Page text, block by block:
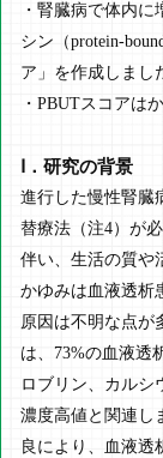
・腎臓病で体内
シン（protein-
ア」を作成しまし
・PBUTスコアは
Ⅰ．研究の背景
進行した慢性腎臓
替療法（注4）が
伴い、生活の質や
かゆみは血液透析
原因は不明な点が
は、73%の血液透
ロブリン、カルシ
濃度高値と関連し
良により、血液透